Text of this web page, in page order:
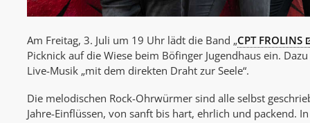
Am Freitag, 3. Juli um 19 Uhr lädt die Band „CPT FROLINS
Picknick auf die Wiese beim Böfinger Jugendhaus ein.
Live-Musik „mit dem direkten Draht zur Seele“.
Die melodischen Rock-Ohrwürmer sind alle selbst
Jahre-Einflüssen, von sanft bis hart, ehrlich und packend.